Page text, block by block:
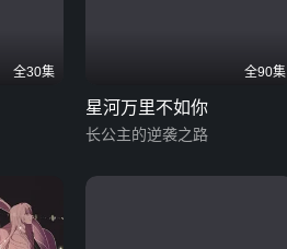
全30集 全90集
星河万里不如你
长公主的逆袭之路